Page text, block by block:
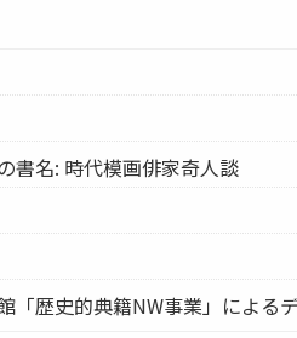
書名: 時代模画俳家奇人談
「歴史的典籍NW事業」による